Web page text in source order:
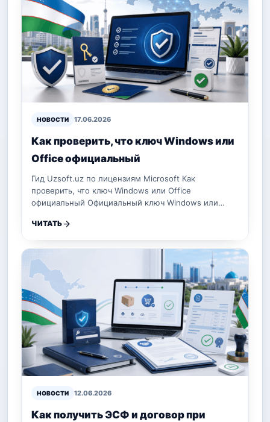
НОВОСТИ 17.06.2026
Как проверить, что ключ Windows или
Office официальный
Гид Uzsoft.uz по лицензиям Microsoft Как
проверить, что ключ Windows или Office
официальный Официальный ключ Windows или…
ЧИТАТЬ
НОВОСТИ 12.06.2026
Как получить ЭСФ и договор при